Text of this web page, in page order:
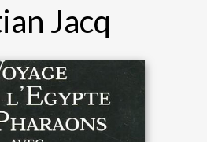
Jacq